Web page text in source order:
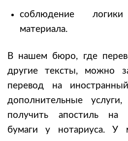
соблюдение
материала.
В нашем бюро, где
другие тексты, можно
перевод на
дополнительные
получить апостиль на
бумаги у нотариуса. У